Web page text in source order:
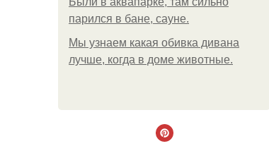
парился в бане, сауне.
Мы узнаем какая обивка дивана
лучше, когда в доме животные.